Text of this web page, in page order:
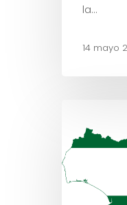
la…
14 mayo